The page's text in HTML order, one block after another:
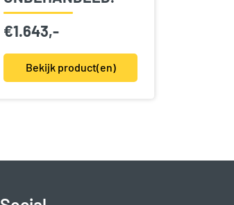
€1.643,-
Bekijk product(en)